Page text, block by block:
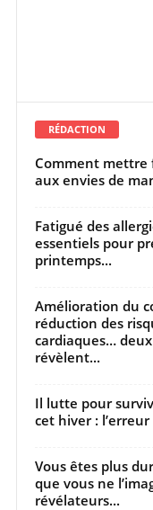
RÉDACTION
Comment mettre
aux envies de
Fatigué des
essentiels pour
printemps...
Amélioration du
réduction des
cardiaques…
révèlent...
Il lutte pour
cet hiver :
Vous êtes plus
que vous ne
révélateurs...